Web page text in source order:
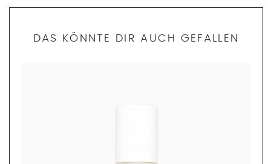
PRODUKTFINDER FRAGEBOGEN
Bist du dir unsicher, welche Produkte die richtigen für dich
DAS KÖNNTE DIR AUCH GEFALLEN